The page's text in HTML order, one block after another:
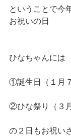
ということで今
お祝いの日
ひなちゃんには
①誕生日（１月７
②ひな祭り（３
の２日もお祝い